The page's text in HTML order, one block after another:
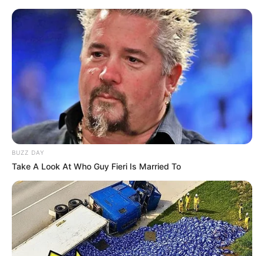
BUZZ DAY
Take A Look At Who Guy Fieri Is Married To